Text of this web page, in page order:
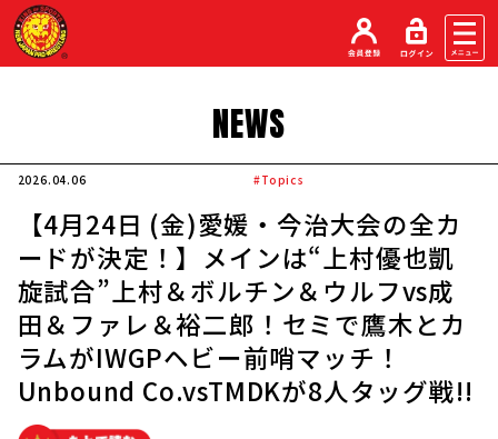
NEWS
2026.04.06 #Topics
【4月24日 (金)愛媛・今治大会の全カ
ードが決定！】メインは“上村優也凱
旋試合”上村＆ボルチン＆ウルフvs成
田＆ファレ＆裕二郎！セミで鷹木とカ
ラムがIWGPヘビー前哨マッチ！
Unbound Co.vsTMDKが8人タッグ戦!!